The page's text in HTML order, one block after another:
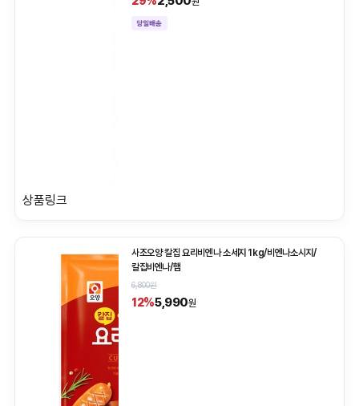
상품링크
사조오양 칼집 요리비엔나 소세지 1kg/비엔나소시지/
칼집비엔나/햄
6,800원
12%5,990원